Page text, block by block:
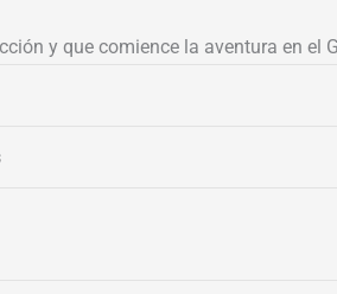
y que comience la aventura en el